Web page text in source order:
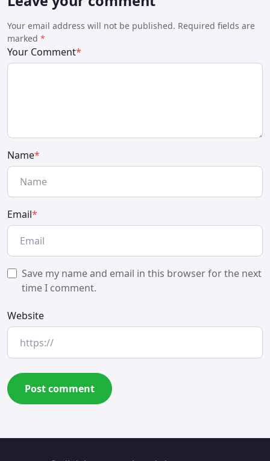
Your email address will not be published. Required fields are
marked *
Your Comment*
Name*
Email*
Save my name and email in this browser for the next
time I comment.
Website